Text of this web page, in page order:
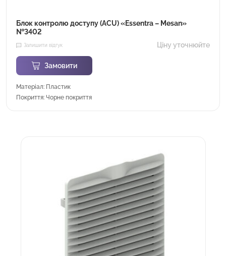
Блок контролю доступу (ACU) «Essentra – Mesan»
№3402
Залишити відгук Ціну уточнюйте
Замовити
Матеріал: Пластик
Покриття: Чорне покриття